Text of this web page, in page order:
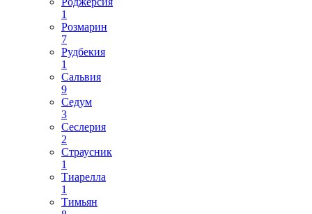
1
Розмарин
7
Рудбекия
1
Сальвия
9
Седум
3
Сеслерия
2
Страусник
1
Тиарелла
1
Тимьян